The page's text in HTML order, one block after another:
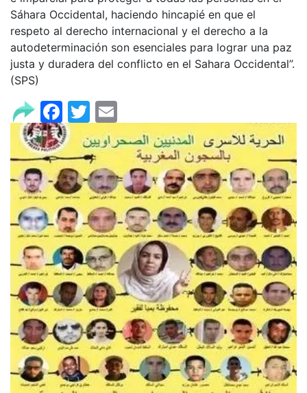
Sáhara Occidental, haciendo hincapié en que el
respeto al derecho internacional y el derecho a la
autodeterminación son esenciales para lograr una paz
justa y duradera del conflicto en el Sahara Occidental”.
(SPS)
Facebook
Twitter